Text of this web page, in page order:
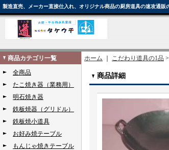
製造直売、メーカー直接仕入れ、オリジナル商品の厨房道具の速攻通
商品カテゴリ一覧
全商品
たこ焼き器（業務用）
明石焼き器
鉄板焼器（グリドル）
鉄板焼小道具
お好み焼テーブル
もんじゃ焼きテーブル
ホーム こだわり道具の1品 >
商品詳細